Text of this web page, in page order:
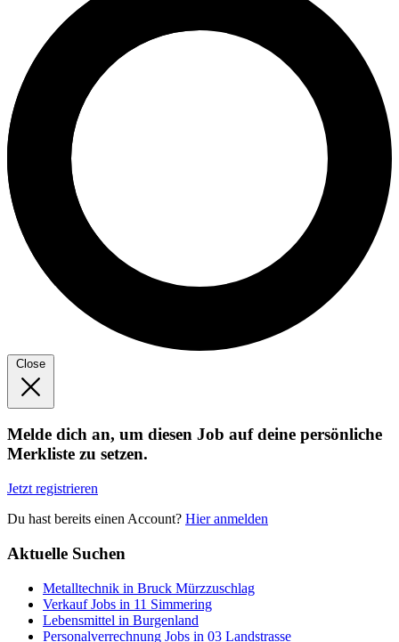
Close
Melde dich an, um diesen Job auf deine persönliche
Merkliste zu setzen.
Jetzt registrieren
Du hast bereits einen Account? Hier anmelden
Aktuelle Suchen
Metalltechnik in Bruck Mürzzuschlag
Verkauf Jobs in 11 Simmering
Lebensmittel in Burgenland
Personalverrechnung Jobs in 03 Landstrasse